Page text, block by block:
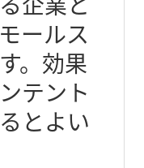
ールス
。効果
テント
とよい